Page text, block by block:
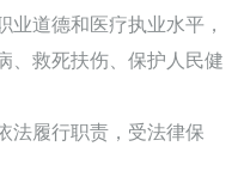
道德和医疗执业水平，
、救死扶伤、保护人民健
履行职责，受法律保